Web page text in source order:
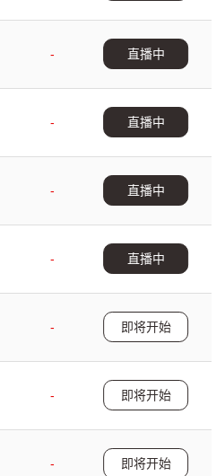
-
直播中
-
直播中
-
直播中
-
直播中
-
即将开始
-
即将开始
-
即将开始